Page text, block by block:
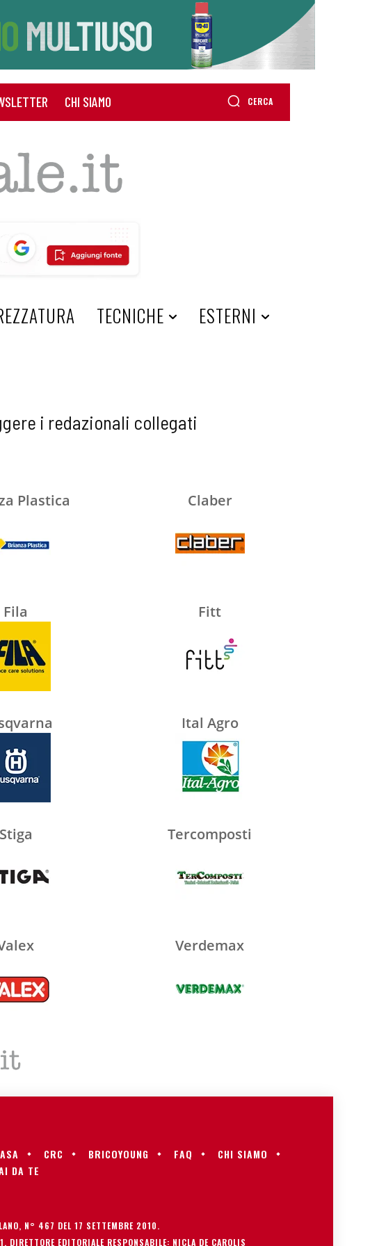
CHI SIAMO CERCA
TECNICHE ESTERNI
i redazionali collegati
Plastica Claber
Fila Fitt
Ital Agro
Stiga Tercomposti
Verdemax
CRC BRICOYOUNG FAQ
CHI SIAMO
DA TE
N° 467 DEL 17 SETTEMBRE 2010.
EDITORIALE RESPONSABILE: NICLA DE CAROLIS